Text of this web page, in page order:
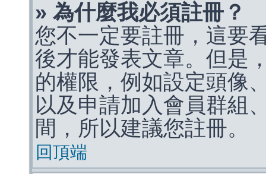
» 為什麼我必須註冊？
您不一定要註冊，這要
後才能發表文章。但是
的權限，例如設定頭像
以及申請加入會員群組
間，所以建議您註冊。
回頂端